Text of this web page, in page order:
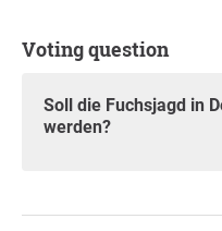
Voting question
Soll die Fuchsjagd in Deutschland verboten
werden?